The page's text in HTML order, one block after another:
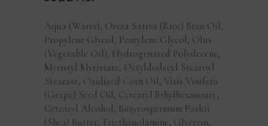
Aqua (Water), Oryza Sativa (Rice) Bran Oil,
Propylene Glycol, Pentylene Glycol, Olus
(Vegetable Oil), Hydrogenated Polydecene,
Myristyl Myristate, Octyldodecyl Stearoyl
Stearate, Oxidized Corn Oil, Vitis Vinifera
(Grape) Seed Oil, Cetearyl Ethylhexanoate,
Cetearyl Alcohol, Butyrospermum Parkii
(Shea) Butter, Triethanolamine, Glycerin,